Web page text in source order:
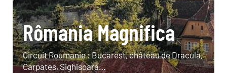
Rômania Magnifica
Circuit Roumanie : Bucarest, château de Dracula,
Carpates, Sighisoara…